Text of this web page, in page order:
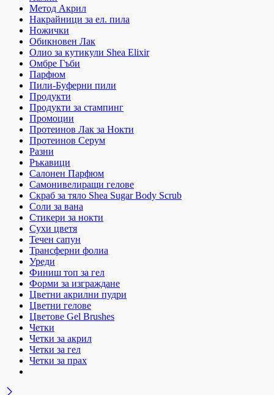
Метод Акрил
Накрайници за ел. пила
Ножички
Обикновен Лак
Олио за кутикули Shea Elixir
Омбре Гъби
Парфюм
Пили-Буферни пили
Продукти
Продукти за стампинг
Промоции
Протеинов Лак за Нокти
Протеинов Серум
Разни
Ръкавици
Салонен Парфюм
Самонивелиращи гелове
Скраб за тяло Shea Sugar Body Scrub
Соли за вана
Стикери за нокти
Сухи цветя
Течен сапун
Трансферни фолиа
Уреди
Финиш топ за гел
Форми за изграждане
Цветни акрилни пудри
Цветни гелове
Цветове Gel Brushes
Четки
Четки за акрил
Четки за гел
Четки за прах